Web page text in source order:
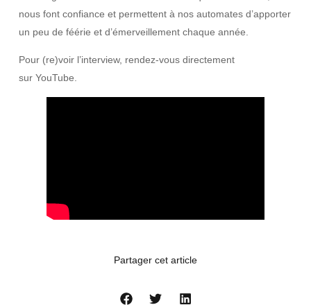
nous font confiance et permettent à nos automates d’apporter
un peu de féérie et d’émerveillement chaque année.
Pour (re)voir l’interview, rendez-vous directement
sur YouTube.
Partager cet article